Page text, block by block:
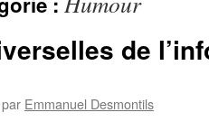
de
par Emmanuel Desmontils